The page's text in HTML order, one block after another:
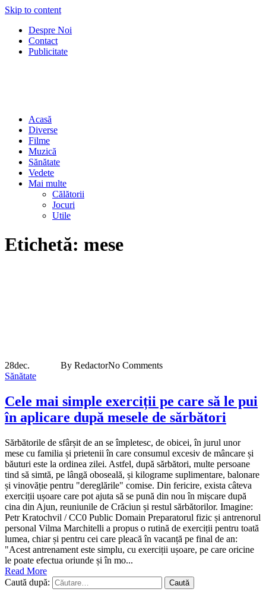
Skip to content
Despre Noi
Contact
Publicitate
Acasă
Diverse
Filme
Muzică
Sănătate
Vedete
Mai multe
Călătorii
Jocuri
Utile
Etichetă: mese
28dec. By RedactorNo Comments
Sănătate
Cele mai simple exerciții pe care să le pui
în aplicare după mesele de sărbători
Sărbătorile de sfârșit de an se împletesc, de obicei, în jurul unor
mese cu familia și prietenii în care consumul excesiv de mâncare și
băuturi este la ordinea zilei. Astfel, după sărbători, multe persoane
tind să simtă, pe lângă oboseală, și kilograme suplimentare, balonare
și vinovăție pentru "dereglările" comise. Din fericire, exista câteva
exerciții ușoare care pot ajuta să se pună din nou în mișcare după
cina din Ajun, reuniunile de Crăciun și restul sărbătorilor. Imagine:
Petr Kratochvil / CC0 Public Domain Preparatorul fizic și antrenorul
personal Vilma Marchitelli a propus o rutină de exerciții pentru toată
lumea, chiar și pentru cei care pleacă în vacanță pe final de an:
"Acest antrenament este simplu, cu exerciții ușoare, pe care oricine
le poate efectua oriunde și în mo...
Read More
Caută după: